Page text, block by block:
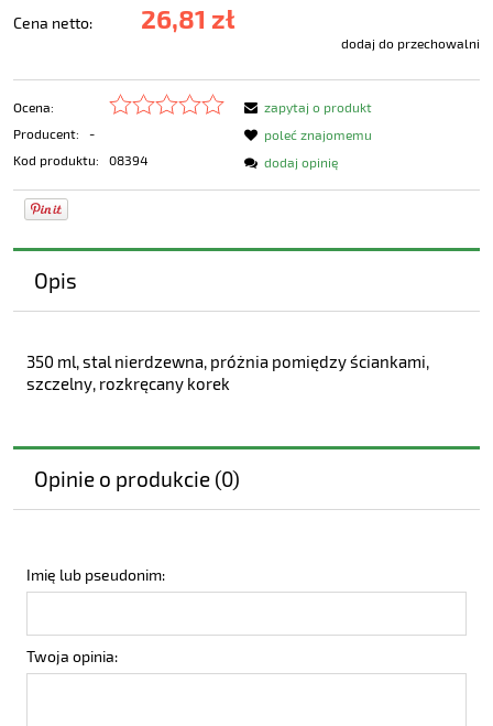
Cena netto: 26,81 zł
dodaj do przechowalni
Ocena:
Producent:
-
Kod produktu:
08394
zapytaj o produkt
poleć znajomemu
dodaj opinię
Opis
350 ml, stal nierdzewna, próżnia pomiędzy ściankami,
szczelny, rozkręcany korek
Opinie o produkcie (0)
Imię lub pseudonim:
Twoja opinia: